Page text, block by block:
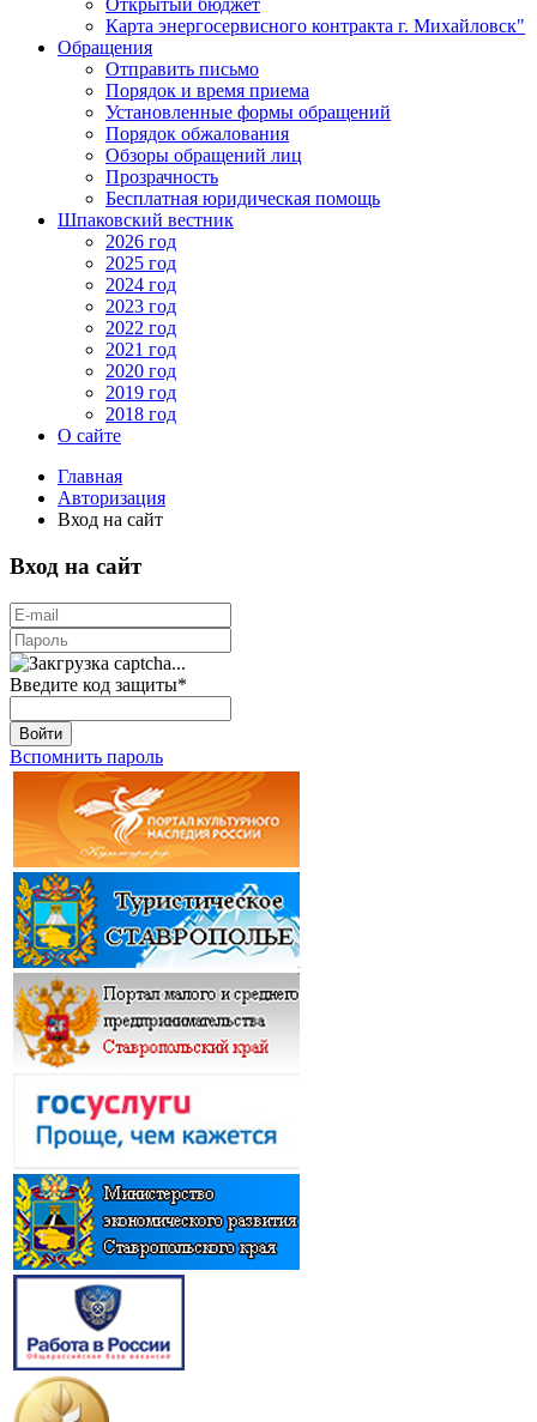
Открытый бюджет
Карта энергосервисного контракта г. Михайловск"
Обращения
Отправить письмо
Порядок и время приема
Установленные формы обращений
Порядок обжалования
Обзоры обращений лиц
Прозрачность
Бесплатная юридическая помощь
Шпаковский вестник
2026 год
2025 год
2024 год
2023 год
2022 год
2021 год
2020 год
2019 год
2018 год
О сайте
Главная
Авторизация
Вход на сайт
Вход на сайт
Введите код защиты*
Войти
Вспомнить пароль